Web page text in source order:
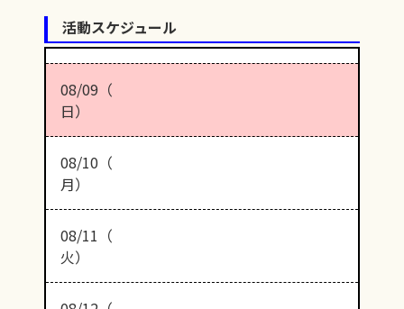
活動スケジュール
08/09（
日）
08/10（
月）
08/11（
火）